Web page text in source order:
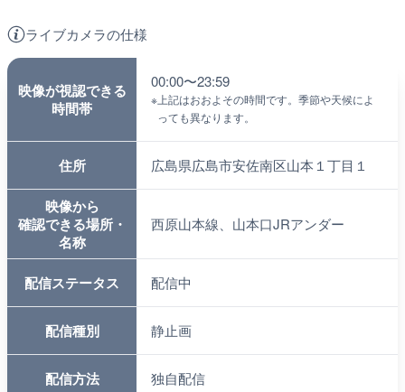
ライブカメラの仕様
映像が視認できる
時間帯
00:00〜23:59
※ 上記はおおよその時間です。季節や天候によ
っても異なります。
住所 広島県広島市安佐南区山本１丁目１
映像から
確認できる場所・
名称
西原山本線、山本口JRアンダー
配信ステータス 配信中
配信種別 静止画
配信方法 独自配信